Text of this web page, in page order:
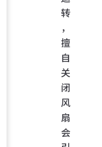
转
，
擅
自
关
闭
风
扇
会